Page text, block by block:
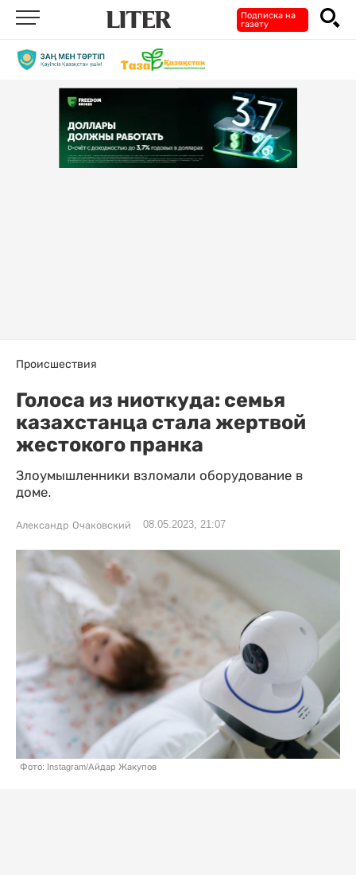
Подписка на
газету
Происшествия
Голоса из ниоткуда: семья
казахстанца стала жертвой
жестокого пранка
Злоумышленники взломали оборудование в
доме.
Александр Очаковский 08.05.2023, 21:07
Фото: Instagram/Айдар Жакупов